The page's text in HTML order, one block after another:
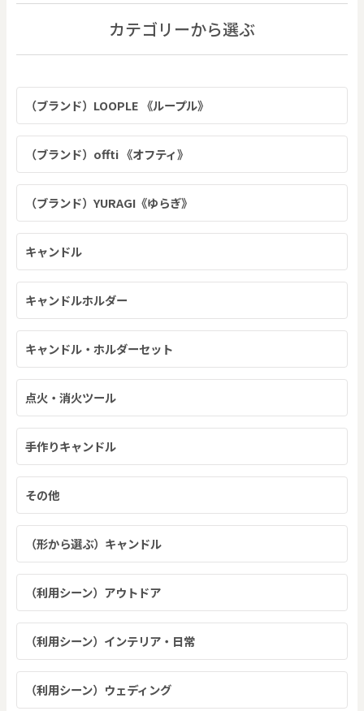
カテゴリーから選ぶ
（ブランド）LOOPLE 《ループル》
（ブランド）offti 《オフティ》
（ブランド）YURAGI《ゆらぎ》
キャンドル
キャンドルホルダー
キャンドル・ホルダーセット
点火・消火ツール
手作りキャンドル
その他
（形から選ぶ）キャンドル
（利用シーン）アウトドア
（利用シーン）インテリア・日常
（利用シーン）ウェディング